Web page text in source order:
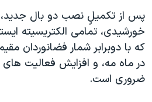
ویدیوها
فرهنگ و زندگی
حقوق شهروندی
اقتصادی
بایگانی برنامه‌های تلویزیونی
مستندها
انتخابات ریاست جمهوری آمریکا ۲۰۲۴
حمله جمهوری اسلامی به اسرائیل
دنبال کنید
خورشيدی، تمامی الکتريسيته
در ماه مه، و افزايش فعاليت های
ضروری است.